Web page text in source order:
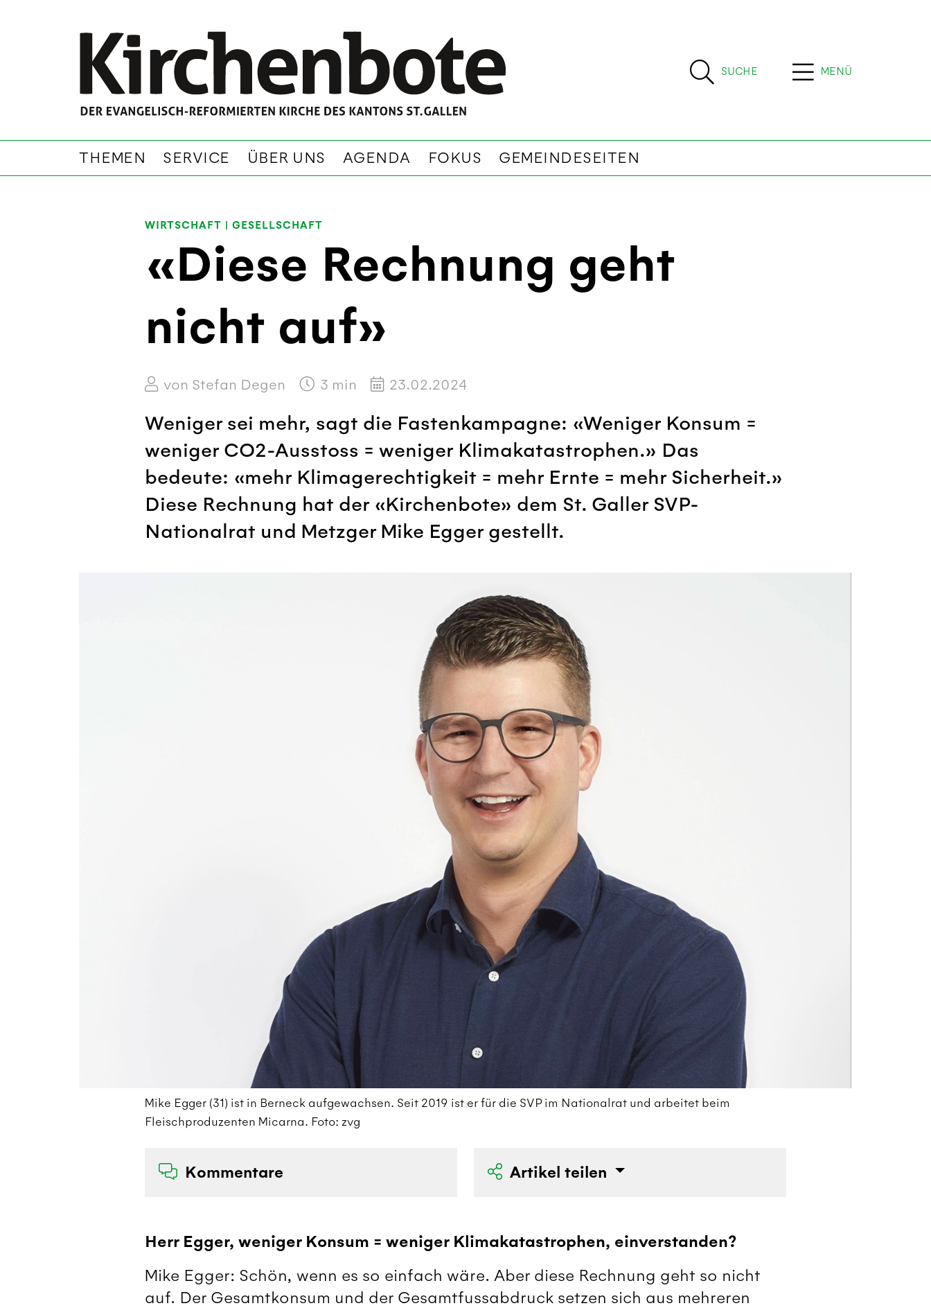
SUCHE MENÜ
THEMEN SERVICE ÜBER UNS AGENDA FOKUS GEMEINDESEITEN
WIRTSCHAFT GESELLSCHAFT
«Diese Rechnung geht
nicht auf»
von Stefan Degen 3 min 23.02.2024
Weniger sei mehr, sagt die Fastenkampagne: «Weniger Konsum =
weniger CO2-Ausstoss = weniger Klimakatastrophen.» Das
bedeute: «mehr Klimagerechtigkeit = mehr Ernte = mehr Sicherheit.»
Diese Rechnung hat der «Kirchenbote» dem St. Galler SVP-
Nationalrat und Metzger Mike Egger gestellt.
Mike Egger (31) ist in Berneck aufgewachsen. Seit 2019 ist er für die SVP im Nationalrat und arbeitet beim
Fleischproduzenten Micarna. Foto: zvg
Kommentare Artikel teilen
Herr Egger, weniger Konsum = weniger Klimakatastrophen, einverstanden?
Mike Egger: Schön, wenn es so einfach wäre. Aber diese Rechnung geht so nicht
auf. Der Gesamtkonsum und der Gesamtfussabdruck setzen sich aus mehreren